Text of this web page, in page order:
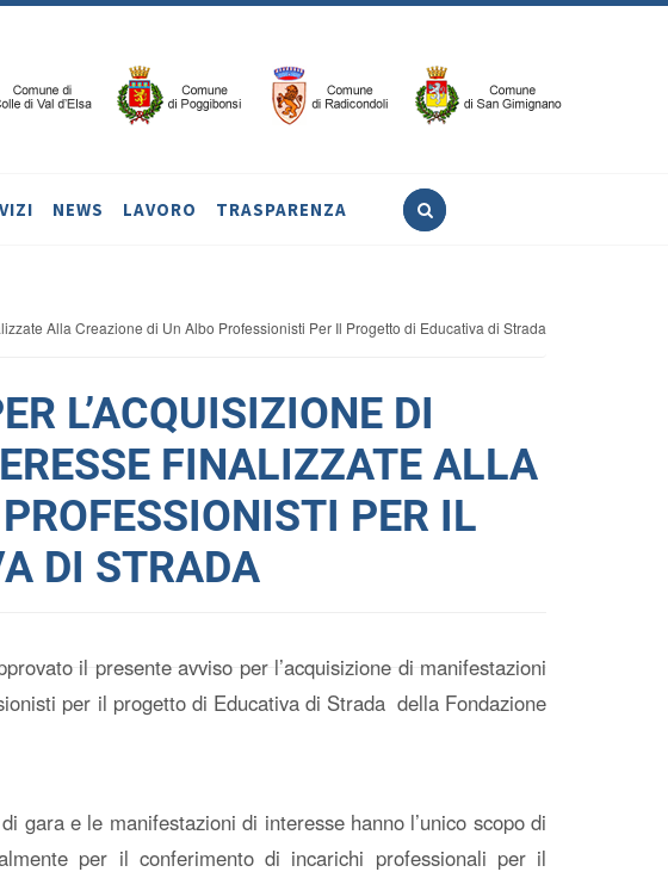
NEWS LAVORO TRASPARENZA
Alla Creazione di Un Albo Professionisti Per Il Progetto di Educativa di Strada
L’ACQUISIZIONE DI
FINALIZZATE ALLA
PER IL
DI STRADA
il presente avviso per l’acquisizione di manifestazioni
per il progetto di Educativa di Strada della Fondazione
gara e le manifestazioni di interesse hanno l’unico scopo di
per il conferimento di incarichi professionali per il